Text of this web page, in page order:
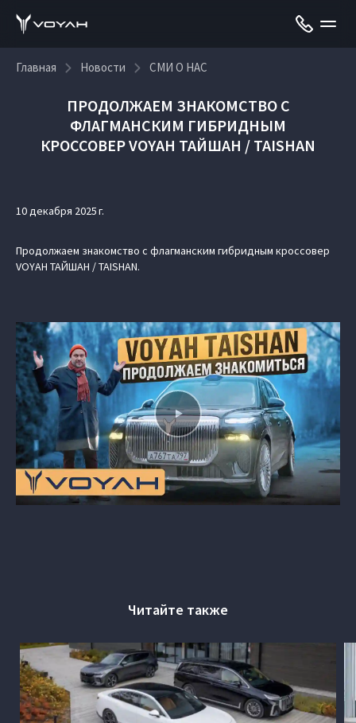
Главная Новости СМИ О НАС
ПРОДОЛЖАЕМ ЗНАКОМСТВО С
ФЛАГМАНСКИМ ГИБРИДНЫМ
КРОССОВЕР VOYAH ТАЙШАН / TAISHAN
10 декабря 2025 г.
Продолжаем знакомство с флагманским гибридным кроссовер
VOYAH ТАЙШАН / TAISHAN.
Читайте также